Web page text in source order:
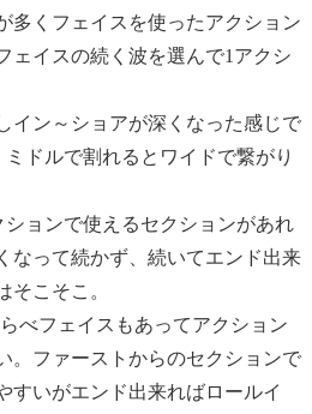
多くフェイスを使ったアクション
ェイスの続く波を選んで1アクシ
イン～ショアが深くなった感じで
ドルで割れるとワイドで繋がり
ョンで使えるセクションがあれ
なって続かず、続いてエンド出来
そこそこ。
べフェイスもあってアクション
。ファーストからのセクションで
すいがエンド出来ればロールイ